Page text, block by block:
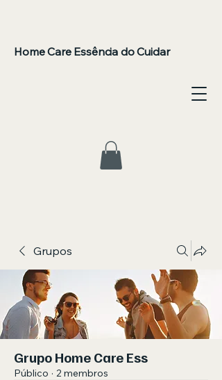
Home Care Essência do Cuidar
Grupos
Grupo Home Care Ess
Público · 2 membros